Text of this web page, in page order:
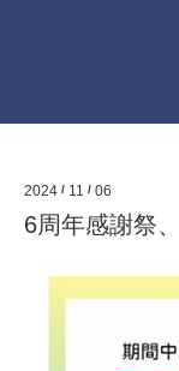
2024 / 11 / 06
6周年感謝祭